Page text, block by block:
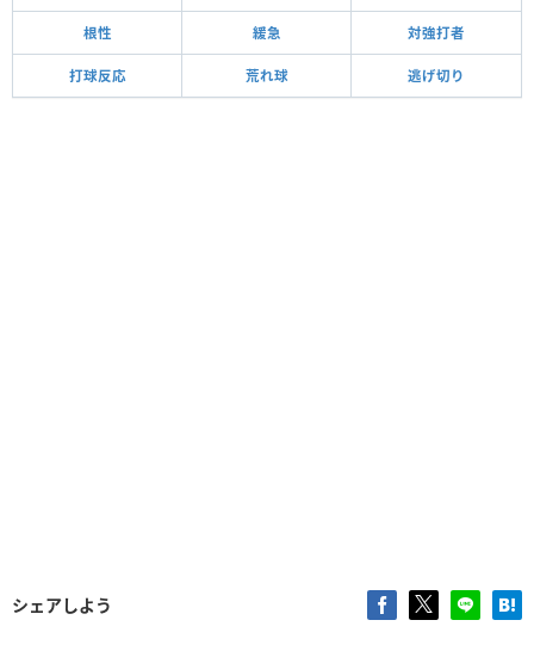
根性 緩急 対強打者
打球反応 荒れ球 逃げ切り
シェアしよう